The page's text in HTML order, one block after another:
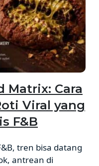
Matrix: Cara
Viral yang
F&B
tren bisa datang
antrean di